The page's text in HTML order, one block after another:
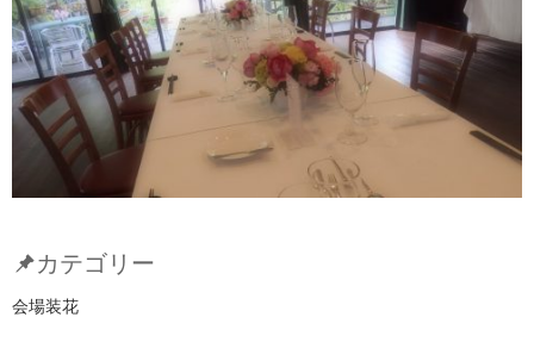
カテゴリー
会場装花